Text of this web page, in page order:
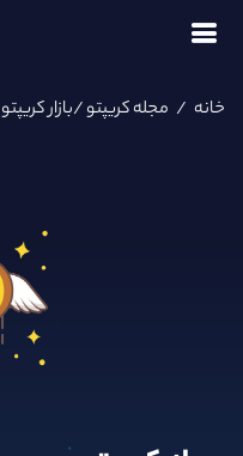
خانه / مجله کریپتو/بازار کریپتو